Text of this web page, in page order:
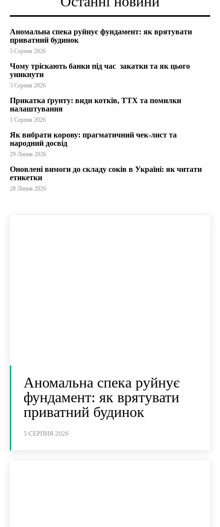
Аномальна спека руйнує фундамент: як врятувати
приватний будинок
5 Серпня 2026
Чому тріскають банки під час закатки та як цього
уникнути
3 Серпня 2026
Прикатка ґрунту: види котків, ТТХ та помилки
налаштування
1 Серпня 2026
Як вибрати корову: прагматичний чек-лист та
народний досвід
29 Липня 2026
Оновлені вимоги до складу соків в Україні: як читати
етикетки
28 Липня 2026
Аномальна спека руйнує
фундамент: як врятувати
приватний будинок
5 СЕРПНЯ 2026